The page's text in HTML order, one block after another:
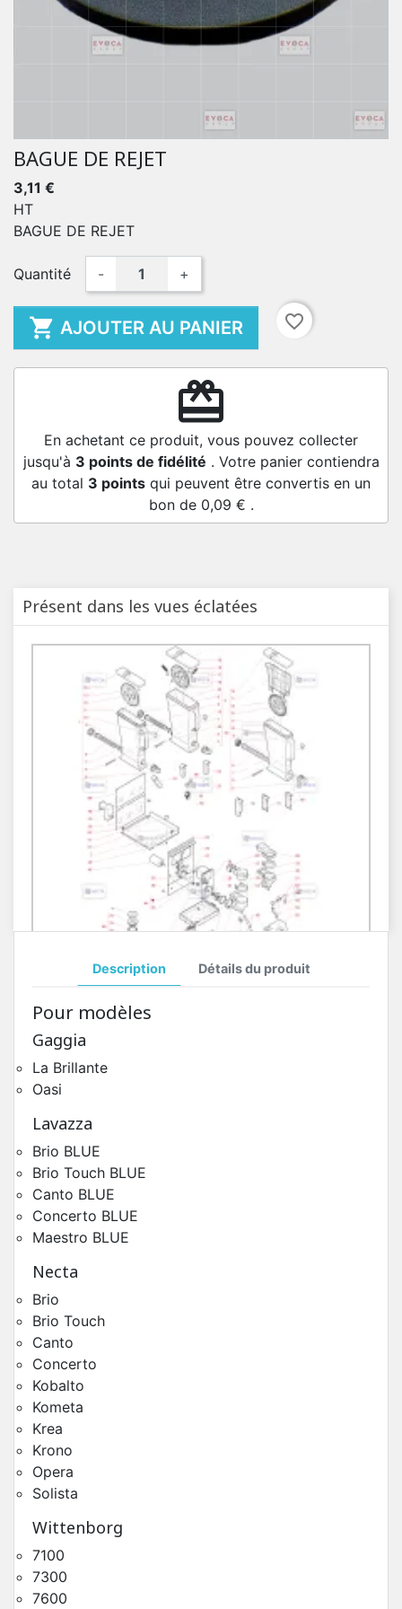
BAGUE DE REJET
3,11 €
HT
BAGUE DE REJET
Quantité - +
 AJOUTER AU PANIER favorite_border
redeem
En achetant ce produit, vous pouvez collecter
jusqu'à 3 points de fidélité . Votre panier contiendra
au total 3 points qui peuvent être convertis en un
bon de 0,09 € .
Présent dans les vues éclatées
Pièces Détachées Distributeur Automatique
Pièces Détachées Distributeur Automatique
Description Détails du produit
Pour modèles
Gaggia
La Brillante
Oasi
Lavazza
Brio BLUE
Brio Touch BLUE
Canto BLUE
Concerto BLUE
Maestro BLUE
Necta
Brio
Brio Touch
Canto
Concerto
Kobalto
Kometa
Krea
Krono
Opera
Solista
Wittenborg
7100
7300
7600